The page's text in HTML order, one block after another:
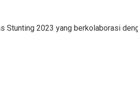
Stunting 2023 yang berkolaborasi